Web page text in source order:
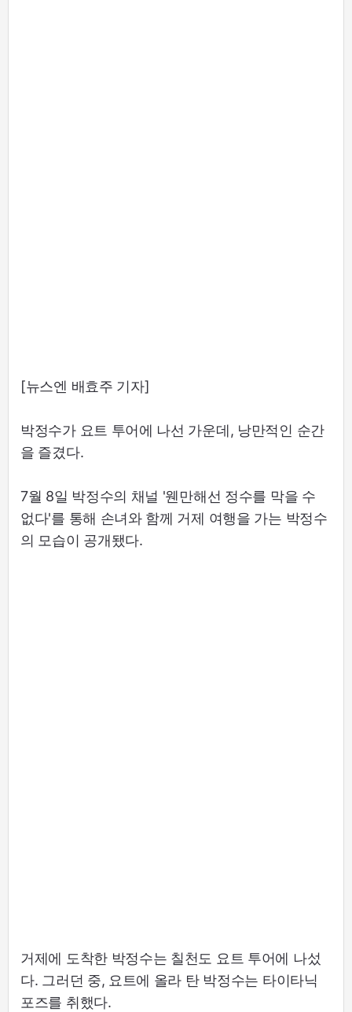
[뉴스엔 배효주 기자]
박정수가 요트 투어에 나선 가운데, 낭만적인 순간
을 즐겼다.
7월 8일 박정수의 채널 '웬만해선 정수를 막을 수
없다'를 통해 손녀와 함께 거제 여행을 가는 박정수
의 모습이 공개됐다.
거제에 도착한 박정수는 칠천도 요트 투어에 나섰
다. 그러던 중, 요트에 올라 탄 박정수는 타이타닉
포즈를 취했다.